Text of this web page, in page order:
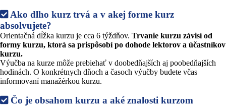
Ako dlho kurz trvá a v akej forme kurz
absolvujete?
Orientačná dĺžka kurzu je cca 6 týždňov. Trvanie kurzu závisí od
formy kurzu, ktorá sa prispôsobí po dohode lektorov a účastníkov
kurzu.
Výučba na kurze môže prebiehať v doobedňajších aj poobedňajších
hodinách. O konkrétnych dňoch a časoch výučby budete včas
informovaní manažérkou kurzu.
Čo je obsahom kurzu a aké znalosti kurzom